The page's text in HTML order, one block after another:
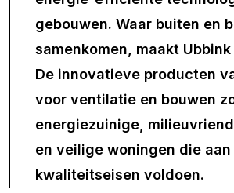
gebouwen. Waar buiten en
samenkomen, maakt
De innovatieve producten
voor ventilatie en bouwen
energiezuinige,
en veilige woningen die
kwaliteitseisen voldoen.